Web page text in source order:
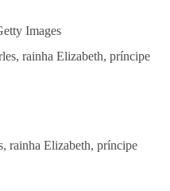
Images
rainha Elizabeth, príncipe